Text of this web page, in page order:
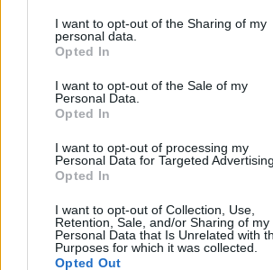
not limited to your visit or usage behaviour.
grant or deny consent to Google and its
use your data for below specified purposes
consent section.
I want to opt-out of the Sharing of my
personal data.
Opted In
I want to opt-out of the Sale of my
Personal Data.
Opted In
I want to opt-out of processing my
Personal Data for Targeted Advertising.
Opted In
I want to opt-out of Collection, Use,
Retention, Sale, and/or Sharing of my
Personal Data that Is Unrelated with
Purposes for which it was collected.
Opted Out
Látlelet a hazai víziközművekről?
évszázados vezetéken múlt Bicske
Helyi hírek